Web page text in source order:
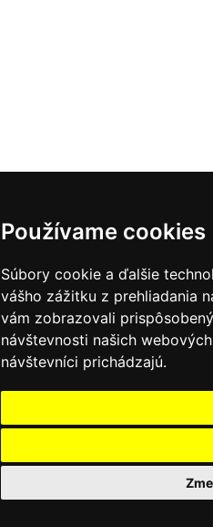
Používame cookies
Súbory cookie a ďalšie
vášho zážitku z prehliadania
vám zobrazovali
návštevnosti našich
návštevníci prichádzajú.